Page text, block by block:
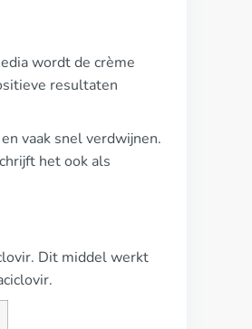
wordt de crème
resultaten
vaak snel verdwijnen.
het ook als
Dit middel werkt